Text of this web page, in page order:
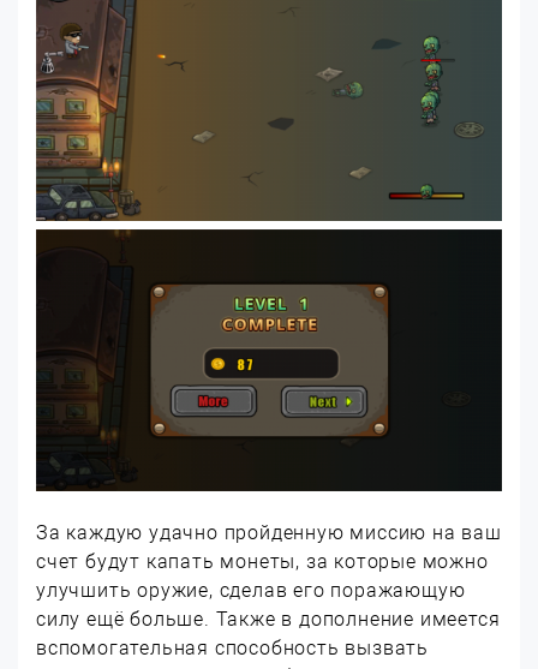
За каждую удачно пройденную миссию на ваш
счет будут капать монеты, за которые можно
улучшить оружие, сделав его поражающую
силу ещё больше. Также в дополнение имеется
вспомогательная способность вызвать